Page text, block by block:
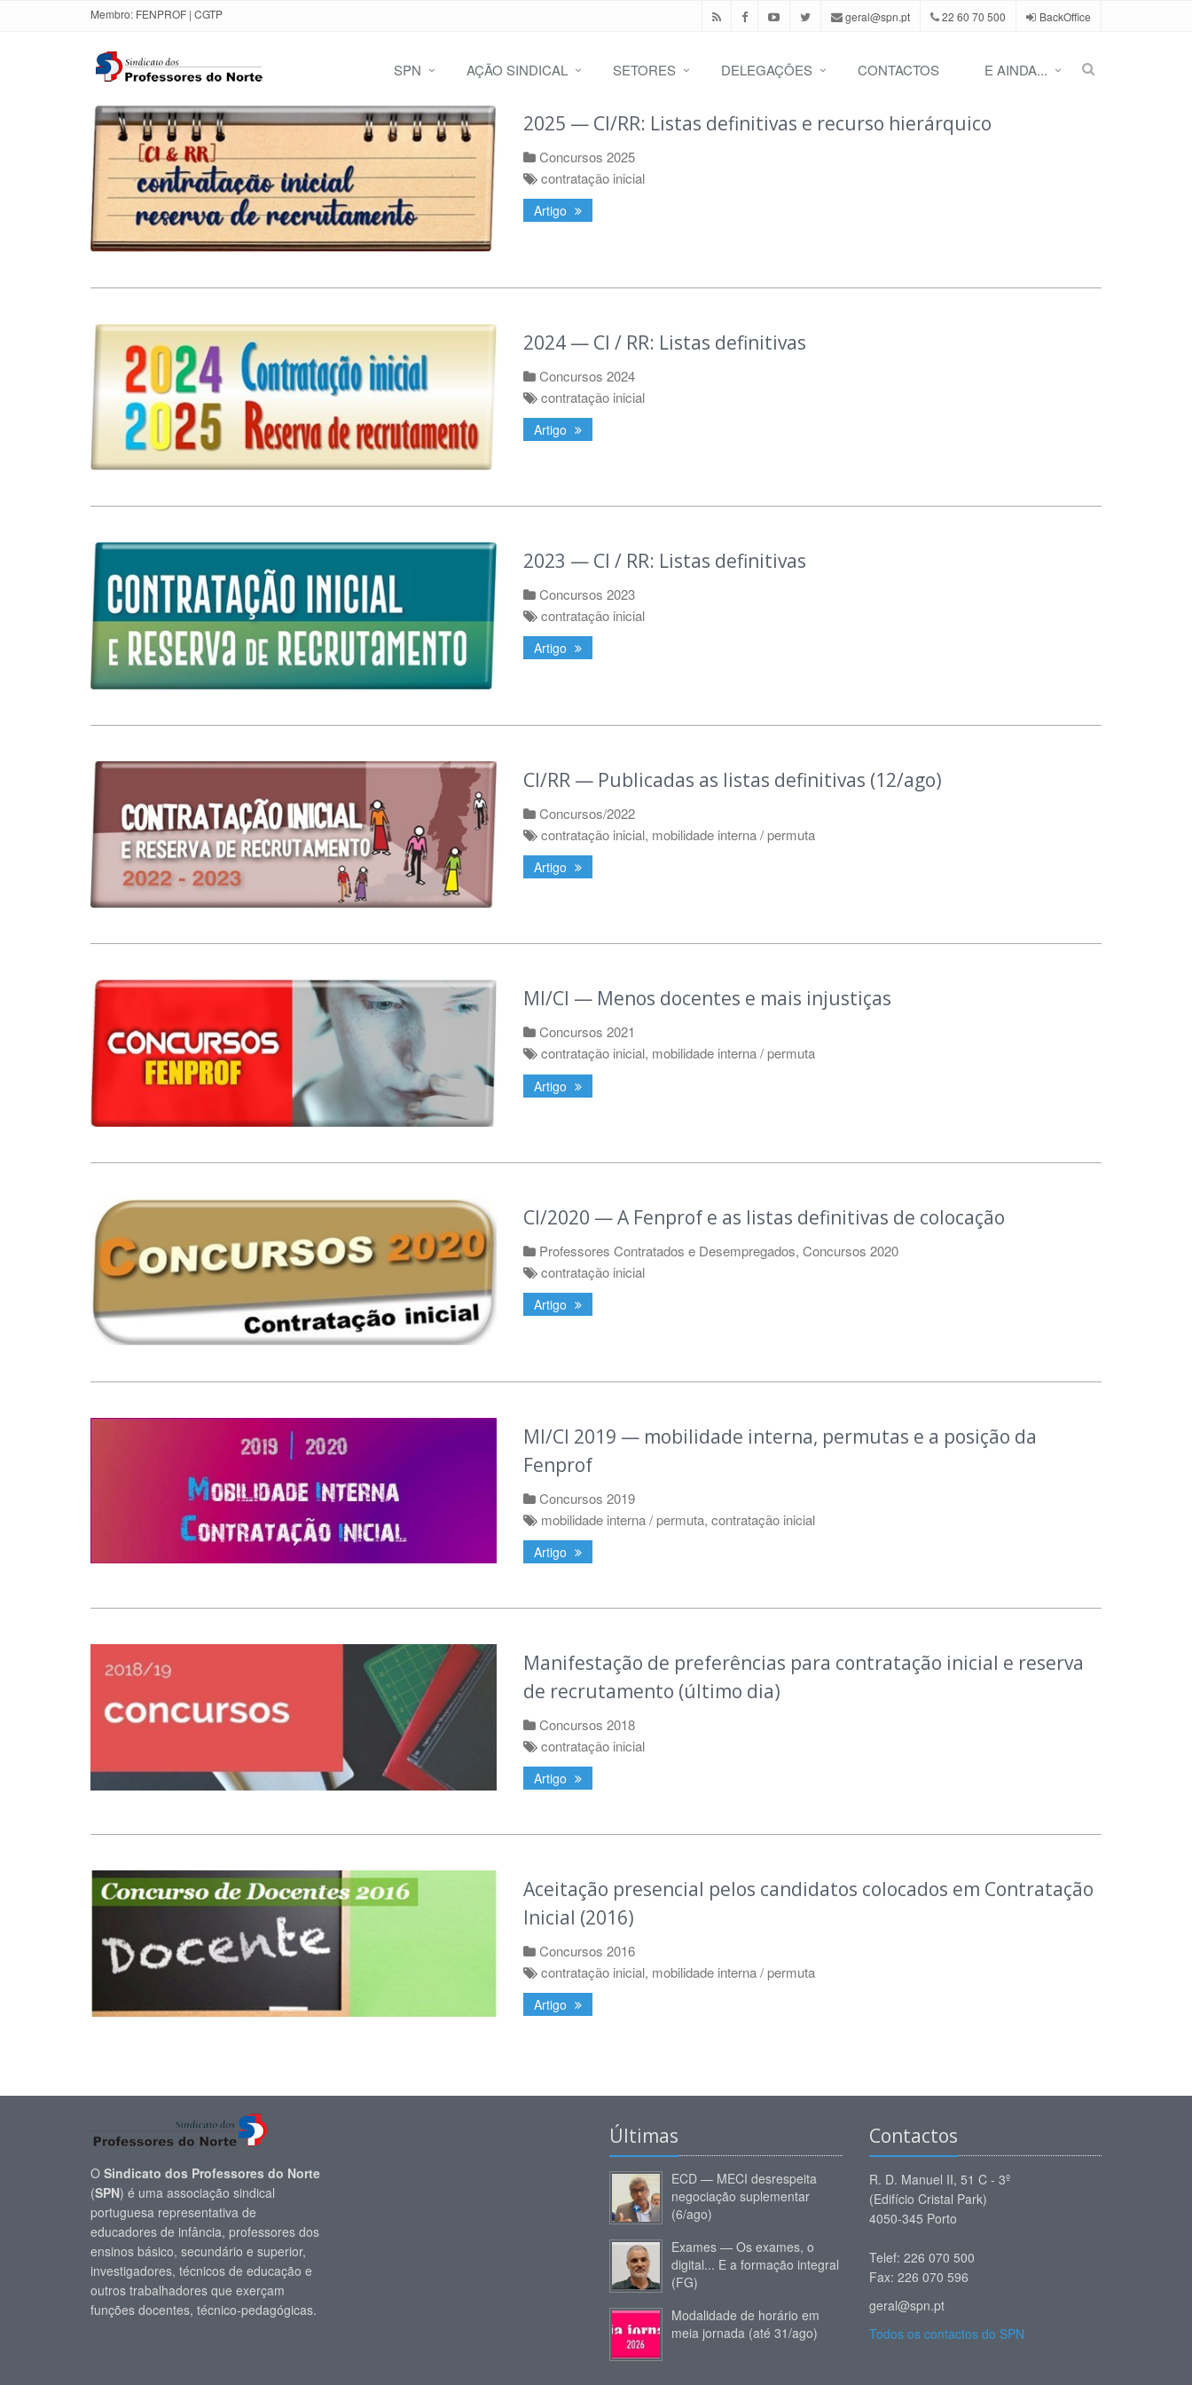
Membro: FENPROF | CGTP geral@spn.pt 22 60 70 500 BackOffice
SPN AÇÃO SINDICAL SETORES DELEGAÇÕES CONTACTOS E AINDA...
2025 — CI/RR: Listas definitivas e recurso hierárquico
Concursos 2025
contratação inicial
Artigo
2024 — CI / RR: Listas definitivas
Concursos 2024
contratação inicial
Artigo
2023 — CI / RR: Listas definitivas
Concursos 2023
contratação inicial
Artigo
CI/RR — Publicadas as listas definitivas (12/ago)
Concursos/2022
contratação inicial, mobilidade interna / permuta
Artigo
MI/CI — Menos docentes e mais injustiças
Concursos 2021
contratação inicial, mobilidade interna / permuta
Artigo
CI/2020 — A Fenprof e as listas definitivas de colocação
Professores Contratados e Desempregados, Concursos 2020
contratação inicial
Artigo
MI/CI 2019 — mobilidade interna, permutas e a posição da
Fenprof
Concursos 2019
mobilidade interna / permuta, contratação inicial
Artigo
Manifestação de preferências para contratação inicial e reserva
de recrutamento (último dia)
Concursos 2018
contratação inicial
Artigo
Aceitação presencial pelos candidatos colocados em Contratação
Inicial (2016)
Concursos 2016
contratação inicial, mobilidade interna / permuta
Artigo
O Sindicato dos Professores do Norte
(SPN) é uma associação sindical
portuguesa representativa de
educadores de infância, professores dos
ensinos básico, secundário e superior,
investigadores, técnicos de educação e
outros trabalhadores que exerçam
funções docentes, técnico-pedagógicas.
Últimas
ECD — MECI desrespeita
negociação suplementar
(6/ago)
Exames — Os exames, o
digital... E a formação integral
(FG)
Modalidade de horário em
meia jornada (até 31/ago)
Contactos
R. D. Manuel II, 51 C - 3º
(Edifício Cristal Park)
4050-345 Porto
Telef: 226 070 500
Fax: 226 070 596
geral@spn.pt
Todos os contactos do SPN